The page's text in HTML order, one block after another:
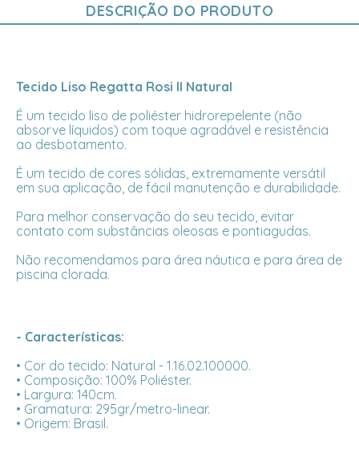
DESCRIÇÃO DO PRODUTO
Tecido Liso Regatta Rosi II Natural
É um tecido liso de poliéster hidrorepelente (não
absorve líquidos) com toque agradável e resistência
ao desbotamento.
É um tecido de cores sólidas, extremamente versátil
em sua aplicação, de fácil manutenção e durabilidade.
Para melhor conservação do seu tecido, evitar
contato com substâncias oleosas e pontiagudas.
Não recomendamos para área náutica e para área de
piscina clorada.
- Características:
• Cor do tecido: Natural - 1.16.02.100000.
• Composição: 100% Poliéster.
• Largura: 140cm.
• Gramatura: 295gr/metro-linear.
• Origem: Brasil.